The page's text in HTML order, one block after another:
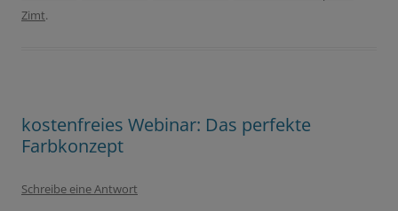
Zimt.
kostenfreies Webinar: Das perfekte
Farbkonzept
Schreibe eine Antwort